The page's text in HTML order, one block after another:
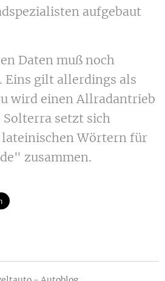
aufgebaut
Daten muß noch
Eins gilt allerdings als
wird einen Allradantrieb
Solterra setzt sich
lateinischen Wörtern für
zusammen.